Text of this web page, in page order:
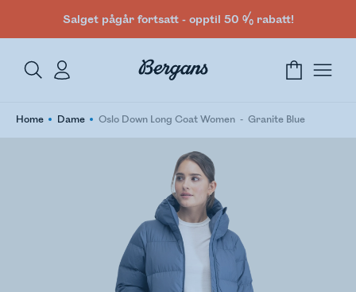
Salget pågår fortsatt - opptil 50 % rabatt!
Home Dame Oslo Down Long Coat Women Granite Blue